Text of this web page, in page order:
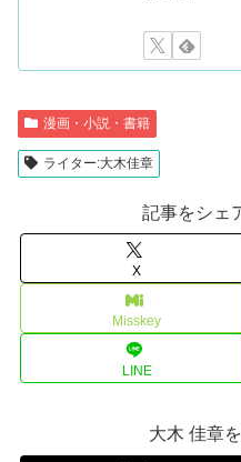
漫画・小説・書籍
ライター:大木佳章
記事をシェ
X
Misskey
LINE
大木 佳章